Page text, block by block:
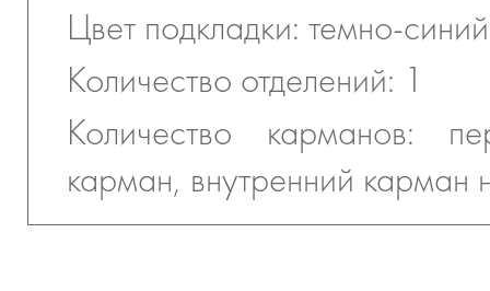
Цвет подкладки: темно-синий
Количество отделений: 1
Количество карманов:
карман, внутренний карман